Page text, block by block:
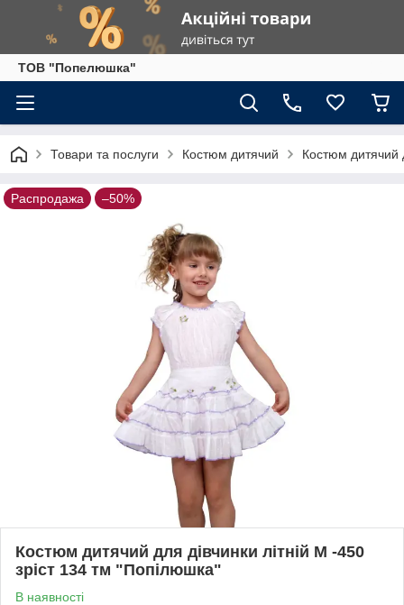
ТОВ "Попелюшка"
Товари та послуги Костюм дитячий Костюм дитячий
Распродажа –50%
Костюм дитячий для дівчинки літній М -450
зріст 134 тм "Попілюшка"
В наявності